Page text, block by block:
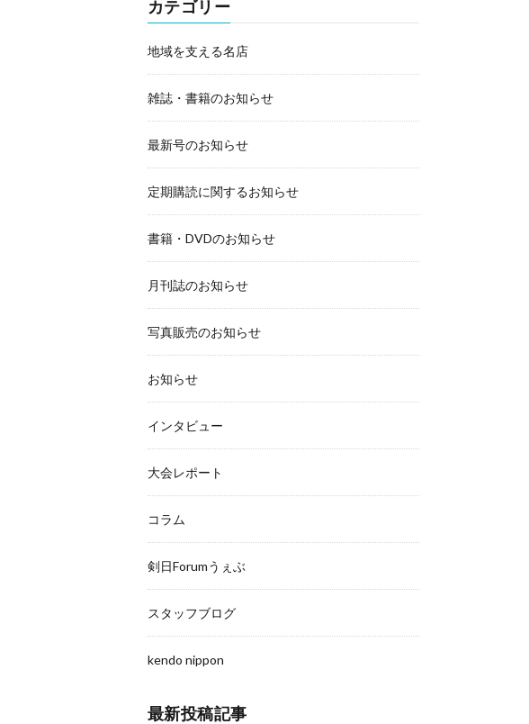
カテゴリー
地域を支える名店
雑誌・書籍のお知らせ
最新号のお知らせ
定期購読に関するお知らせ
書籍・DVDのお知らせ
月刊誌のお知らせ
写真販売のお知らせ
お知らせ
インタビュー
大会レポート
コラム
剣日Forumうぇぶ
スタッフブログ
kendo nippon
最新投稿記事